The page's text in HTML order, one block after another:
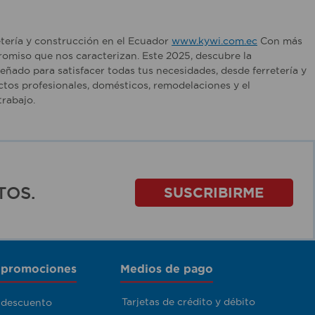
y construcción en el Ecuador www.kywi.com.ec Con más
que nos caracterizan. Este 2025, descubre la
para satisfacer todas tus necesidades, desde ferretería y
profesionales, domésticos, remodelaciones y el
SUSCRIBIRME
Medios de pago
Tarjetas de crédito y débito